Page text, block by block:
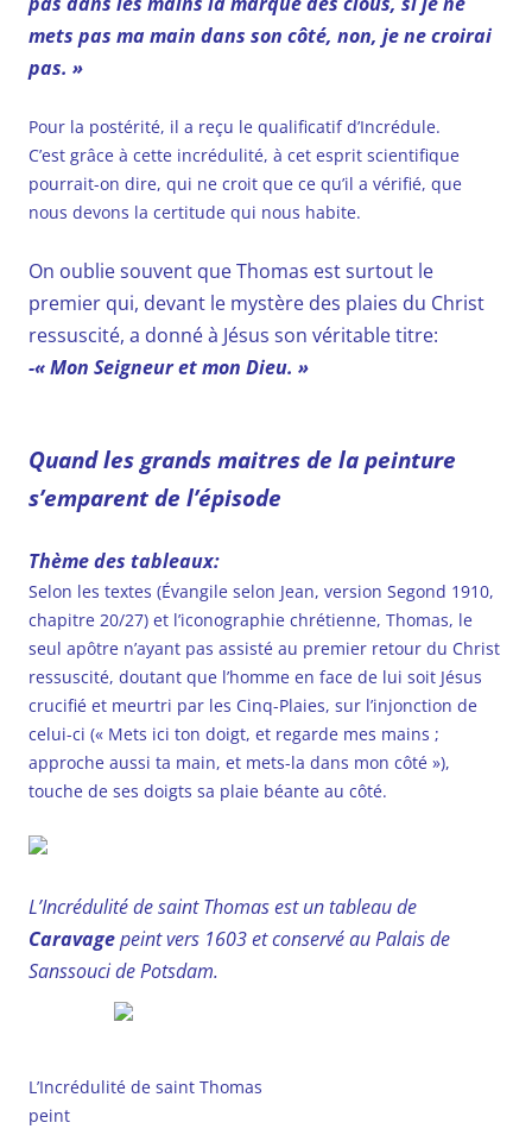
mets pas ma main dans son côté, non, je ne croirai
pas. »
Pour la postérité, il a reçu le qualificatif d’Incrédule.
C’est grâce à cette incrédulité, à cet esprit scientifique
pourrait-on dire, qui ne croit que ce qu’il a vérifié, que
nous devons la certitude qui nous habite.
On oublie souvent que Thomas est surtout le
premier qui, devant le mystère des plaies du Christ
ressuscité, a donné à Jésus son véritable titre:
-« Mon Seigneur et mon Dieu. »
Quand les grands maitres de la peinture
s’emparent de l’épisode
Thème des tableaux:
Selon les textes (Évangile selon Jean, version Segond 1910,
chapitre 20/27) et l’iconographie chrétienne, Thomas, le
seul apôtre n’ayant pas assisté au premier retour du Christ
ressuscité, doutant que l’homme en face de lui soit Jésus
crucifié et meurtri par les Cinq-Plaies, sur l’injonction de
celui-ci (« Mets ici ton doigt, et regarde mes mains ;
approche aussi ta main, et mets-la dans mon côté »),
touche de ses doigts sa plaie béante au côté.
L’Incrédulité de saint Thomas est un tableau de
Caravagepeint vers 1603 et conservé au Palais de
Sanssouci de Potsdam.
L’Incrédulité de saint Thomas
peint